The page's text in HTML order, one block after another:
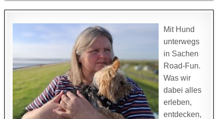
Mit Hund
unterwegs
in Sachen
Road-Fun.
Was wir
dabei alles
erleben,
entdecken,